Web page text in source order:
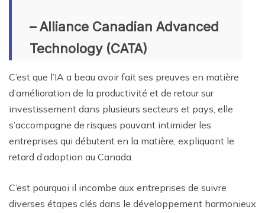
– Alliance Canadian Advanced
Technology (CATA)
C’est que l’IA a beau avoir fait ses preuves en matière
d’amélioration de la productivité et de retour sur
investissement dans plusieurs secteurs et pays, elle
s’accompagne de risques pouvant intimider les
entreprises qui débutent en la matière, expliquant le
retard d’adoption au Canada.
C’est pourquoi il incombe aux entreprises de suivre
diverses étapes clés dans le développement harmonieux